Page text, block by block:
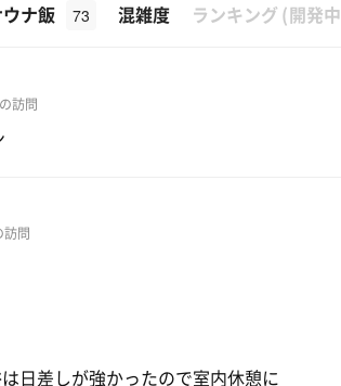
ナ飯 73 混雑度 ランキング (開発中
訪問
訪問
日差しが強かったので室内休憩に